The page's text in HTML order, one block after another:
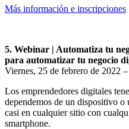
Más información e inscripciones
5. Webinar | Automatiza tu
para automatizar tu negocio
Viernes, 25 de febrero de 2022
Los emprendedores digitales
dependemos de un dispositivo
casi en cualquier sitio con
smartphone.